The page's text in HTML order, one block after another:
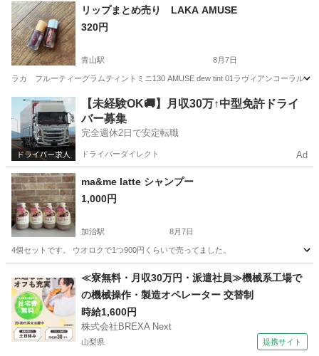
新潟 新潟市 青山駅 化粧品
リップまとめ売り LAKA AMUSE
320円
青山駅 8月7日
ラカ フルーティーグラムティントミニ130 AMUSE dew tint 01ラヴィアンコーラル →
新潟 新潟市 青山駅 メイクアップ
【未経験OK🚚】月収30万↑中型免許ドライ
バー募集
完全週休2日で安定転職
ドライバーダイレクト Ad
ma&me latte シャンプー
1,000円
加治駅 8月7日
4個セットです。 ウオロクで1つ900円くらいで売ってました。
加治駅 その他 セット
≪寮無料・月収30万円・派遣社員≫機械系工場で
の機械操作・製造オペレーター 交替制
時給1,600円
株式会社BREXA Next
山梨県 提携サイト